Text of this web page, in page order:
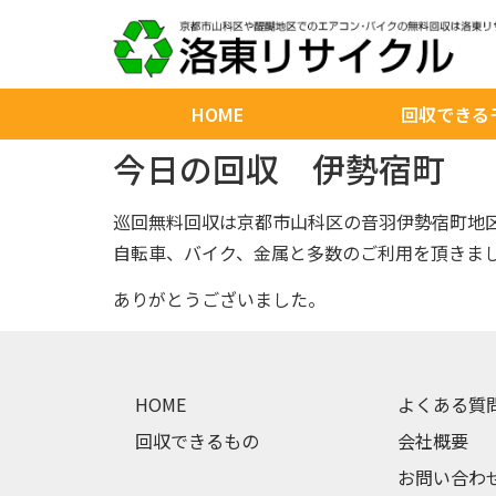
HOME 回収できる
今日の回収 伊勢宿町
巡回無料回収は京都市山科区の音羽伊勢宿町地
自転車、バイク、金属と多数のご利用を頂きま
ありがとうございました。
HOME
回収できるもの
よくある質
会社概要
お問い合わ